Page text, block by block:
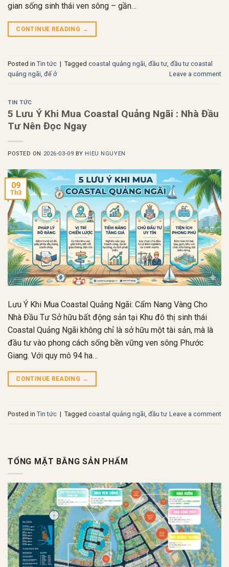
gian sống sinh thái ven sông – gần…
CONTINUE READING →
Posted in Tin tức | Tagged coastal quảng ngãi, đầu tư, đầu tư coastal
quảng ngãi, để ở Leave a comment
TIN TỨC
5 Lưu Ý Khi Mua Coastal Quảng Ngãi : Nhà Đầu
Tư Nên Đọc Ngay
POSTED ON 2026-03-09 BY HIEU NGUYEN
09
Th3
Lưu Ý Khi Mua Coastal Quảng Ngãi: Cẩm Nang Vàng Cho
Nhà Đầu Tư Sở hữu bất động sản tại Khu đô thị sinh thái
Coastal Quảng Ngãi không chỉ là sở hữu một tài sản, mà là
đầu tư vào phong cách sống bền vững ven sông Phước
Giang. Với quy mô 94 ha…
CONTINUE READING →
Posted in Tin tức | Tagged coastal quảng ngãi đầu tư Leave a comment
TỔNG MẶT BẰNG SẢN PHẨM